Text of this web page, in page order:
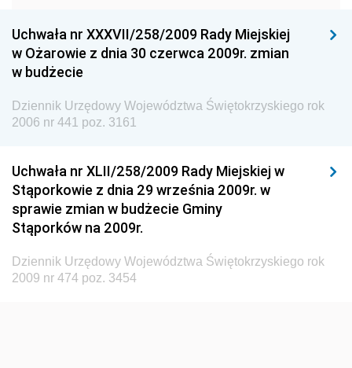
Dziennik Urzędowy Ministra Pracy i Polityki
Społecznej
Dziennik Urzędowy Urzędu Lotnictwa Cywilnego
Dziennik Urzędowy Ministerstwa Hutnictwa i
Przemysłu Maszynowego
Dziennik Urzędowy Ministerstwa Zdrowia i Opieki
Społecznej
Dziennik Urzędowy Ministerstwa Rolnictwa, Leśnictwa
i Gospodarki Żywnościowej
Uchwała nr XXXVII/258/2009 Rady Miejskiej
w Ożarowie z dnia 30 czerwca 2009r. zmian
w budżecie
Dziennik Urzędowy Województwa Świętokrzyskiego rok
2006 nr 441 poz. 3161
Uchwała nr XLII/258/2009 Rady Miejskiej w
Stąporkowie z dnia 29 września 2009r. w
sprawie zmian w budżecie Gminy
Stąporków na 2009r.
Dziennik Urzędowy Województwa Świętokrzyskiego rok
2009 nr 474 poz. 3454